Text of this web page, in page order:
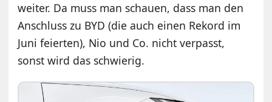
weiter. Da muss man schauen, dass man den
Anschluss zu BYD (die auch einen Rekord im
Juni feierten), Nio und Co. nicht verpasst,
sonst wird das schwierig.